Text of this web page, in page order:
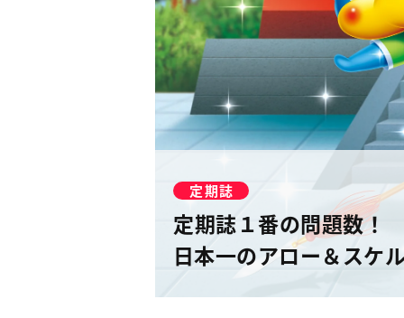
定期誌
定期誌１番の問題数！
日本一のアロー＆スケ